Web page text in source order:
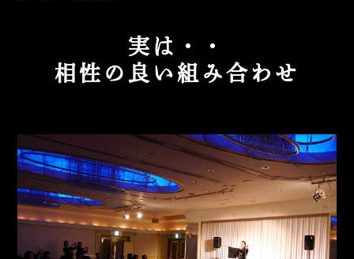
実は・・
相性の良い組み合わせ